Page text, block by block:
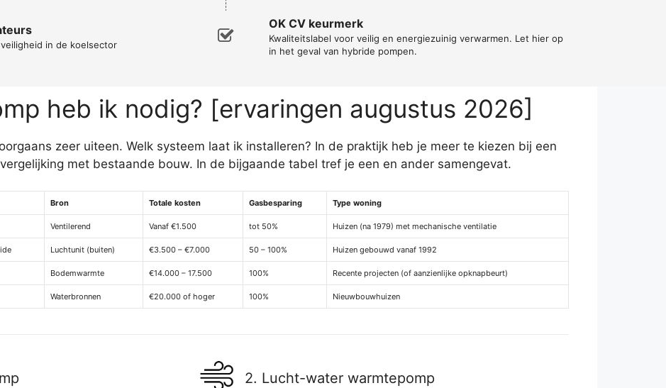
in de koelsector
OK CV keurmerk
Kwaliteitslabel voor veilig en energiezuinig verwarmen. Let hier op
in het geval van hybride pompen.
heb ik nodig? [ervaringen augustus 2026]
zeer uiteen. Welk systeem laat ik installeren? In de praktijk heb je meer te kiezen bij een
met bestaande bouw. In de bijgaande tabel tref je een en ander samengevat.
Bron Totale kosten Gasbesparing Type woning
Ventilerend Vanaf €1.500 tot 50% Huizen (na 1979) met mechanische ventilatie
Luchtunit (buiten) €3.500 – €7.000 50 – 100% Huizen gebouwd vanaf 1992
Bodemwarmte €14.000 – 17.500 100% Recente projecten (of aanzienlijke opknapbeurt)
Waterbronnen €20.000 of hoger 100% Nieuwbouwhuizen
2. Lucht-water warmtepomp